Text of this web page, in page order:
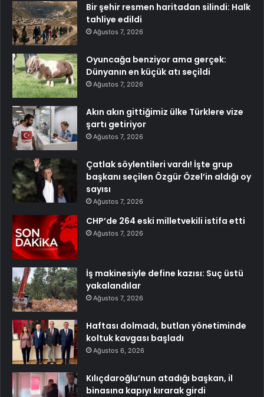
Bir şehir resmen haritadan silindi: Halk
tahliye edildi
Ağustos 7, 2026
Oyuncağa benziyor ama gerçek:
Dünyanın en küçük atı seçildi
Ağustos 7, 2026
Akın akın gittiğimiz ülke Türklere vize
şartı getiriyor
Ağustos 7, 2026
Çatlak söylentileri vardı! İşte grup
başkanı seçilen Özgür Özel’in aldığı oy
sayısı
Ağustos 7, 2026
CHP’de 264 eski milletvekili istifa etti
Ağustos 7, 2026
İş makinesiyle define kazısı: Suç üstü
yakalandılar
Ağustos 7, 2026
Haftası dolmadı, butlan yönetiminde
koltuk kavgası başladı
Ağustos 6, 2026
Kılıçdaroğlu’nun atadığı başkan, il
binasına kapıyı kırarak girdi